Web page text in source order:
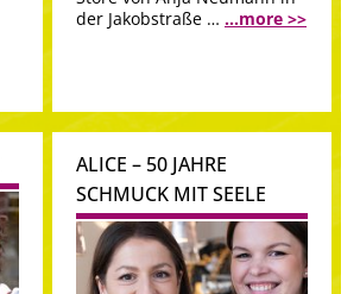
der Jakobstraße … ...more >>
ALICE – 50 JAHRE
SCHMUCK MIT SEELE